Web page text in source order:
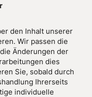
den Inhalt unserer
Wir passen die
Änderungen der
dies
Sie, sobald durch
Ihrerseits
individuelle